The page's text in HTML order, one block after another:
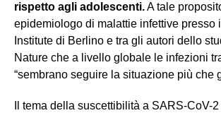
rispetto agli adolescenti.A tale
epidemiologo di malattie infettive presso
Institute di Berlino e tra gli autori dello
Nature che a livello globale le infezioni
“sembrano seguire la situazione più che
Il tema della suscettibilità a SARS-CoV-